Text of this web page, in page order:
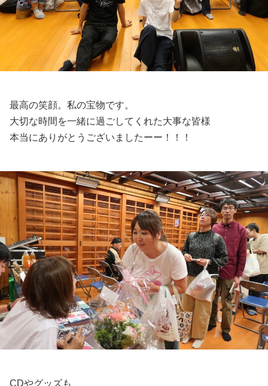
最高の笑顔。私の宝物です。
大切な時間を一緒に過ごしてくれた大事な皆様
本当にありがとうございましたーー！！！
CDやグッズも